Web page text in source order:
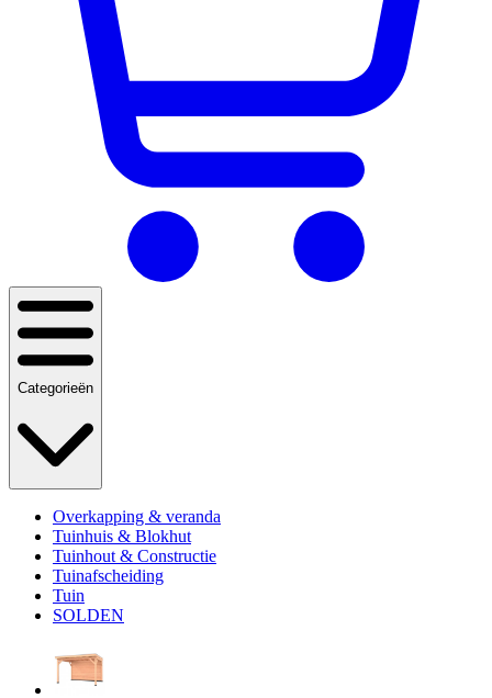
Categorieën
Overkapping & veranda
Tuinhuis & Blokhut
Tuinhout & Constructie
Tuinafscheiding
Tuin
SOLDEN